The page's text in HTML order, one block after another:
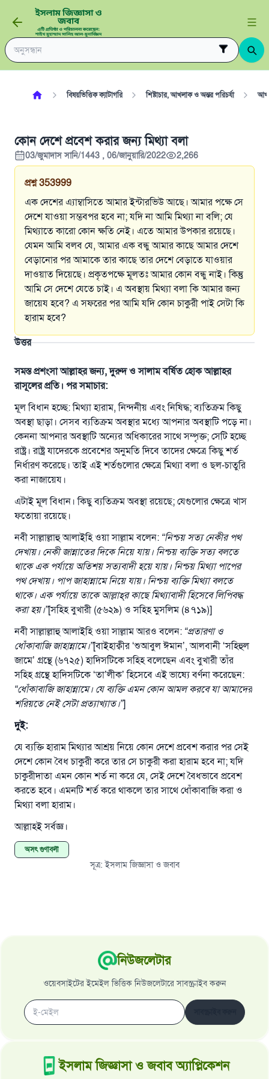
বিষয়ভিত্তিক ক্যাটাগরি শিষ্টাচার, আখলাক ও অন্তর পরিচর্যা
কোন দেশে প্রবেশ করার জন্য মিথ্যা বলা
03/জুমাদাস সানি/1443 , 06/জানুয়ারি/2022 2,266
প্রশ্ন 353999
এক দেশের এ্যাম্বাসিতে আমার ইন্টারভিউ আছে। আমার পক্ষে সে
দেশে যাওয়া সম্ভবপর হবে না; যদি না আমি মিথ্যা না বলি; যে
মিথ্যাতে কারো কোন ক্ষতি নেই। এতে আমার উপকার রয়েছে।
যেমন আমি বলব যে, আমার এক বন্ধু আমার কাছে আমার দেশে
বেড়ানোর পর আমাকে তার কাছে তার দেশে বেড়াতে যাওয়ার
দাওয়াত দিয়েছে। প্রকৃতপক্ষে মূলতঃ আমার কোন বন্ধু নাই। কিন্তু
আমি সে দেশে যেতে চাই। এ অবস্থায় মিথ্যা বলা কি আমার জন্য
জায়েয হবে? এ সফরের পর আমি যদি কোন চাকুরী পাই সেটা কি
হারাম হবে?
উত্তর
সমস্ত প্রশংসা আল্লাহর জন্য, দুরুদ ও সালাম বর্ষিত হোক আল্লাহর
রাসূলের প্রতি। পর সমাচার:
মূল বিধান হচ্ছে: মিথ্যা হারাম, নিন্দনীয় এবং নিষিদ্ধ; ব্যতিক্রম কিছু
অবস্থা ছাড়া। সেসব ব্যতিক্রম অবস্থার মধ্যে আপনার অবস্থাটি পড়ে না।
কেননা আপনার অবস্থাটি অন্যের অধিকারের সাথে সম্পৃক্ত; সেটি হচ্ছে
রাষ্ট্র। রাষ্ট্র যাদেরকে প্রবেশের অনুমতি দিবে তাদের ক্ষেত্রে কিছু শর্ত
নির্ধারণ করেছে। তাই এই শর্তগুলোর ক্ষেত্রে মিথ্যা বলা ও ছল-চাতুরি
করা নাজায়েয।
এটাই মূল বিধান। কিছু ব্যতিক্রম অবস্থা রয়েছে; যেগুলোর ক্ষেত্রে খাস
ফতোয়া রয়েছে।
নবী সাল্লাল্লাহু আলাইহি ওয়া সাল্লাম বলেন: “নিশ্চয় সত্য নেকীর পথ
দেখায়। নেকী জান্নাতের দিকে নিয়ে যায়। নিশ্চয় ব্যক্তি সত্য বলতে
থাকে এক পর্যায়ে অতিশয় সত্যবাদী হয়ে যায়। নিশ্চয় মিথ্যা পাপের
পথ দেখায়। পাপ জাহান্নামে নিয়ে যায়। নিশ্চয় ব্যক্তি মিথ্যা বলতে
থাকে। এক পর্যায়ে তাকে আল্লাহ্‌র কাছে মিথ্যাবাদী হিসেবে লিপিবদ্ধ
করা হয়।”[সহিহ বুখারী (৫৬২৯) ও সহিহ মুসলিম (৪৭১৯)]
নবী সাল্লাল্লাহু আলাইহি ওয়া সাল্লাম আরও বলেন: “প্রতারণা ও
ধোঁকাবাজি জাহান্নামে।”[বাইহাক্বীর ‘শুআবুল ঈমান’, আলবানী ‘সহিহুল
জামে’ গ্রন্থে (৬৭২৫) হাদিসটিকে সহিহ বলেছেন এবং বুখারী তাঁর
সহিহ গ্রন্থে হাদিসটিকে ‘তা’লীক’ হিসেবে এই ভাষ্যে বর্ণনা করেছেন:
“ধোঁকাবাজি জাহান্নামে। যে ব্যক্তি এমন কোন আমল করবে যা আমাদের
শরিয়তে নেই সেটা প্রত্যাখ্যাত।”]
দুই:
যে ব্যক্তি হারাম মিথ্যার আশ্রয় নিয়ে কোন দেশে প্রবেশ করার পর সেই
দেশে কোন বৈধ চাকুরী করে তার সে চাকুরী করা হারাম হবে না; যদি
চাকুরীদাতা এমন কোন শর্ত না করে যে, সেই দেশে বৈধভাবে প্রবেশ
করতে হবে। এমনটি শর্ত করে থাকলে তার সাথে ধোঁকাবাজি করা ও
মিথ্যা বলা হারাম।
আল্লাহই সর্বজ্ঞ।
অসৎ গুণাবলী
সূত্র:ইসলাম জিজ্ঞাসা ও জবাব
নিউজলেটার
ওয়েবসাইটের ইমেইল ভিত্তিক নিউজলেটারে সাবস্ক্রাইব করুন
ইসলাম জিজ্ঞাসা ও জবাব অ্যাপ্লিকেশন
উত্তর নম্বর ১১০৮৪৫ একটি বিবাহ রক্ষা
করেছিল।
উম্মাহকে উত্তর দিতে আমাদেরকে সহযোগিতা করুন
যে ব্যক্তি সৎ কর্মের পথ দেখাবে সে সৎকর্মকারীর সমান
সওয়াব পাবে
(সহিহ মুসলিম; ১৮৯৩)